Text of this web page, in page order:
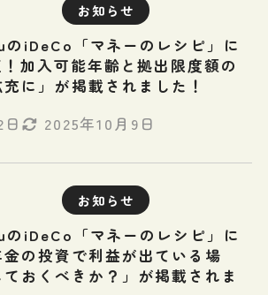
お知らせ
のiDeCo「マネーのレシピ」に
加入可能年齢と拠出限度額の
に」が掲載されました！
2025年10月9日
お知らせ
のiDeCo「マネーのレシピ」に
の投資で利益が出ている場
おくべきか？」が掲載されま